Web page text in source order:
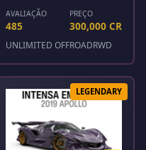
AVALIAÇÃO
485
PREÇO
300,000 CR
UNLIMITED OFFROADRWD
LEGENDARY